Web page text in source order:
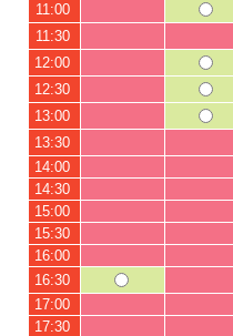
11:00
11:30
12:00
12:30
13:00
13:30
14:00
14:30
15:00
15:30
16:00
16:30
17:00
17:30